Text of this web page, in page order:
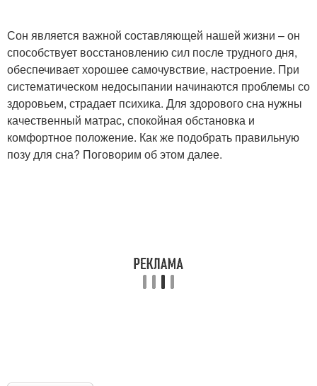
Благоприятные позы Позы во время
Сон для быстрого
входа
Полезные позы
Сон является важной составляющей нашей жизни – он
способствует восстановлению сил после трудного дня,
обеспечивает хорошее самочувствие, настроение. При
систематическом недосыпании начинаются проблемы со
здоровьем, страдает психика. Для здорового сна нужны
качественный матрас, спокойная обстановка и
комфортное положение. Как же подобрать правильную
позу для сна? Поговорим об этом далее.